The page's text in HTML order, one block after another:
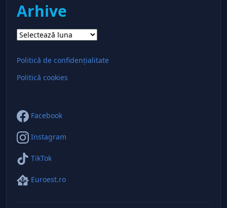
Arhive
Arhive
Politică de confidențialitate
Politică cookies
Facebook
Instagram
TikTok
Euroest.ro